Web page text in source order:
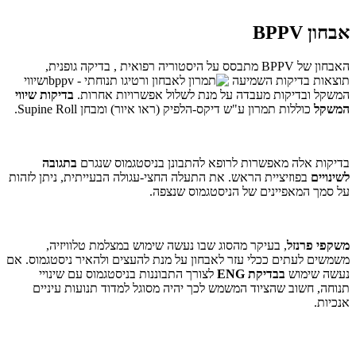
אבחון BPPV
האבחון של BPPV מתבסס על היסטוריה רפואית , בדיקה גופנית,
תוצאות בדיקות השמיעה
ושיווי
המשקל ובדיקות מעבדה על מנת לשלול אפשרויות אחרות. בדיקות שיווי
המשקל כוללות תמרון ע"ש דיקס-הלפיק (ראו איור) ומבחן Supine Roll.
בדיקות אלה מאפשרות לרופא להתבונן בניסטגמוס שנגרם בתגובה
לשינויים בפוזיציית הראש. את התעלה החצי-עגולה הבעייתית, ניתן לזהות
על סמך המאפיינים של הניסטגמוס שנצפה.
משקפי פרנזל, בעיקר מהסוג שבו נעשה שימוש במצלמת טלוויזיה,
משמשים לעתים ככלי עזר לאבחון על מנת להעצים ולהאיר ניסטגמוס. אם
נעשה שימוש בבדיקת ENG
לצורך התבוננות בניסטגמוס עם שינויי
תנוחה, חשוב שהציוד המשמש לכך יהיה מסוגל למדוד תנועות עיניים
אנכיות.